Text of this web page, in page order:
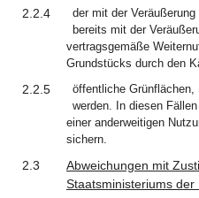
2.2.4
der mit der
bereits mit der
vertragsgemäße
Grundstücks durch den
2.2.5
öffentliche
werden. In diesen
einer anderweitigen
sichern.
2.3
Abweichungen mit
Staatsministeriums der